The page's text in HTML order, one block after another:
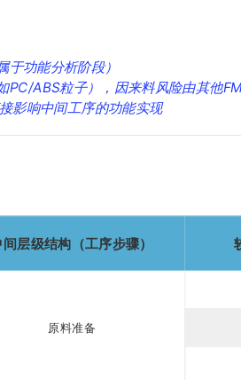
于功能分析阶段）
PC/ABS粒子），因来料风险由其他
影响中间工序的功能实现
层级结构（工序步骤）
原料准备